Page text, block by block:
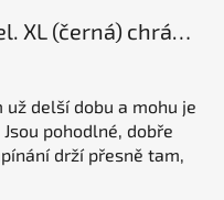
REKD Pro Wrist Guards vel. XL (černá) chrániče zápěstí
delší dobu a mohu je
pohodlné, dobře
drží přesně tam,